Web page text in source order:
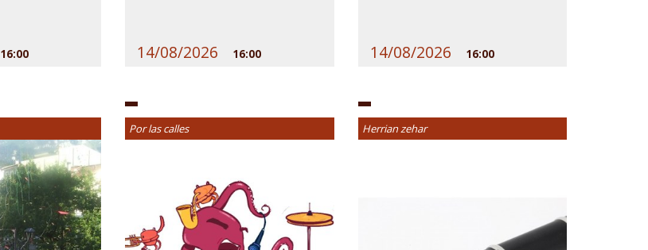
16:00 14/08/2026 16:00 14/08/2026 16:00
Por las calles Herrian zehar